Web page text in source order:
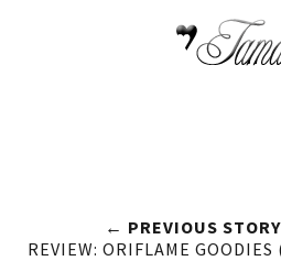
← PREVIOUS STORY
REVIEW: ORIFLAME